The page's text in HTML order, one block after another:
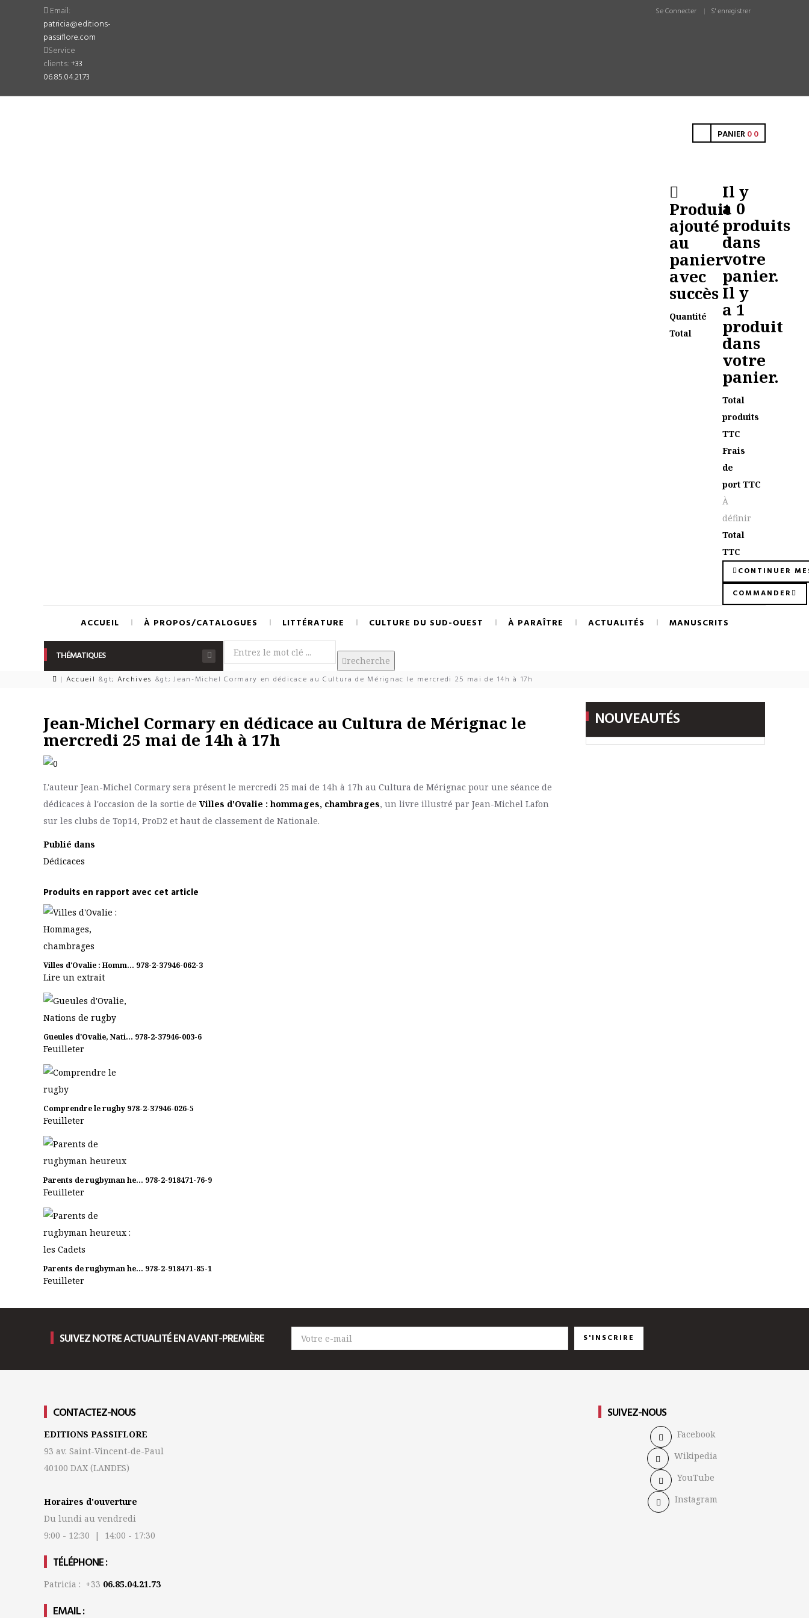
Email:
patricia@editions-
passiflore.com
Service
clients:+33
06.85.04.21.73
Se Connecter S' enregistrer
PANIER00
Produit
ajouté
au
panier
avec
succès
Quantité
Total
Il y
a 0
produits
dans
votre
panier.
Il y
a 1
produit
dans
votre
panier.
Total
produits
TTC
Frais
de
port TTC
À
définir
Total
TTC
CONTINUER
COMMANDER
ACCUEIL À PROPOS/CATALOGUES LITTÉRATURE CULTURE DU SUD-OUEST À PARAÎTRE ACTUALITÉS MANUSCRITS
THÉMATIQUES recherche
| Accueil &gt; Archives &gt; Jean-Michel Cormary en dédicace au Cultura de Mérignac le mercredi 25 mai de 14h à 17h
Jean-Michel Cormary en dédicace au Cultura de Mérignac le
mercredi 25 mai de 14h à 17h
L'auteur Jean-Michel Cormary sera présent le mercredi 25 mai de 14h à 17h au Cultura de Mérignac pour une séance de
dédicaces à l'occasion de la sortie de Villes d'Ovalie : hommages, chambrages, un livre illustré par Jean-Michel Lafon
sur les clubs de Top14, ProD2 et haut de classement de Nationale.
Publié dans
Dédicaces
Produits en rapport avec cet article
Villes d'Ovalie : Homm... 978-2-37946-062-3
Lire un extrait
Gueules d'Ovalie, Nati... 978-2-37946-003-6
Feuilleter
Comprendre le rugby 978-2-37946-026-5
Feuilleter
Parents de rugbyman he... 978-2-918471-76-9
Feuilleter
Parents de rugbyman he... 978-2-918471-85-1
Feuilleter
NOUVEAUTÉS
SUIVEZ NOTRE ACTUALITÉ EN AVANT-PREMIÈRE S'INSCRIRE
CONTACTEZ-NOUS
EDITIONS PASSIFLORE
93 av. Saint-Vincent-de-Paul
40100 DAX (LANDES)
Horaires d'ouverture
Du lundi au vendredi
9:00 - 12:30 | 14:00 - 17:30
TÉLÉPHONE :
Patricia : +33 06.85.04.21.73
EMAIL :
SUIVEZ-NOUS
Facebook
Wikipedia
YouTube
Instagram